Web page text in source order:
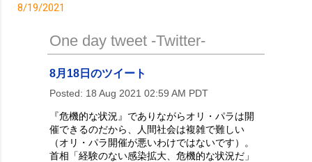
8/19/2021
One day tweet -Twitter-
8月18日のツイート
Posted: 18 Aug 2021 02:59 AM PDT
『危機的な状況』でありながらオリ・パラは開
催できるのだから、人間社会は複雑で難しい
（オリ・パラ開催が悪いわけではないです）。
首相「経験のない感染拡大、危機的な状況だ」